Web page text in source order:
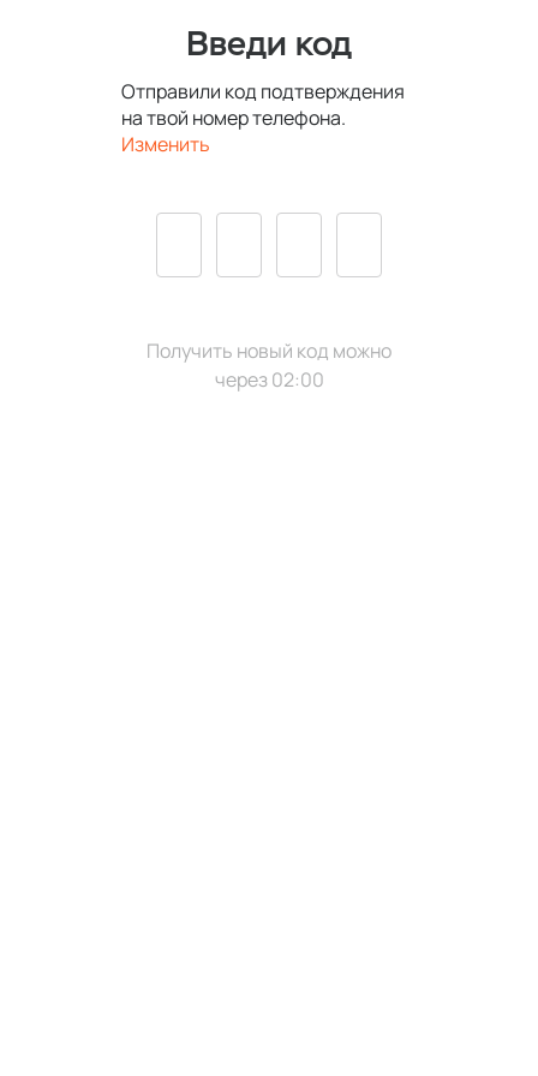
Введи код
Отправили код подтверждения
натвой номер телефона.
Изменить
Получить новый код можно
через02:00